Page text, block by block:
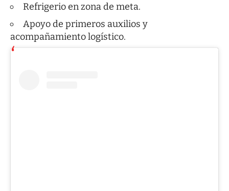
Refrigerio en zona de meta.
Apoyo de primeros auxilios y
acompañamiento logístico.